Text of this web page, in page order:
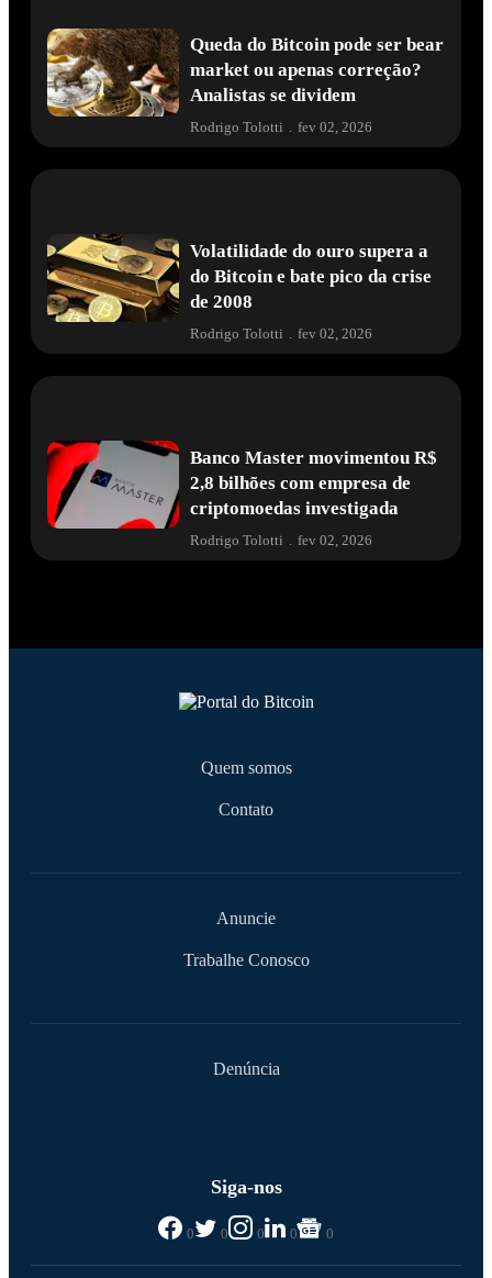
Queda do Bitcoin pode ser bear
market ou apenas correção?
Analistas se dividem
Rodrigo Tolotti . fev 02, 2026
Volatilidade do ouro supera a
do Bitcoin e bate pico da crise
de 2008
Rodrigo Tolotti . fev 02, 2026
Banco Master movimentou R$
2,8 bilhões com empresa de
criptomoedas investigada
Rodrigo Tolotti fev 02, 2026
Quem somos
Contato
Anuncie
Trabalhe Conosco
Denúncia
Siga-nos
0 0 0 0 0